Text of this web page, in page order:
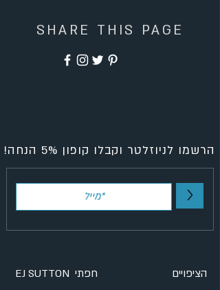
SHARE THIS PAGE
הרשמו לניוזלטר וקבלו קופון 5% הנחה!
>
הציפויים EJ SUTTON חפתי